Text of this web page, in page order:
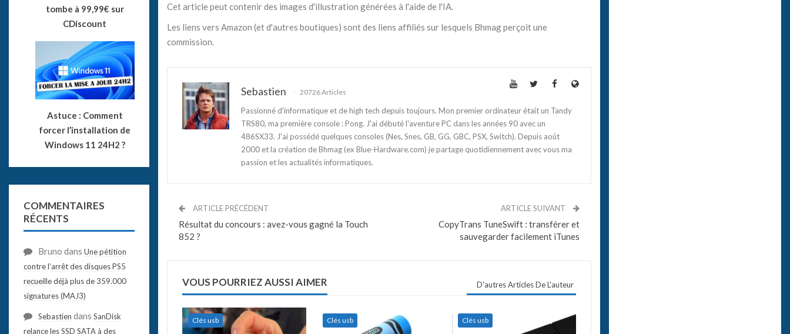
Cet article peut contenir des images d'illustration générées à l'aide de l'IA.
Les liens vers Amazon (et d'autres boutiques) sont des liens affiliés sur lesquels Bhmag perçoit une
commission.
Sebastien 20726 Articles
Passionné d'informatique et de high tech depuis toujours. Mon premier ordinateur était un Tandy
TRS80, ma première console : Pong. J'ai débuté l'aventure PC dans les années 90 avec un
486SX33. J'ai possédé quelques consoles (Nes, Snes, GB, GG, GBC, PSX, Switch). Depuis août
2000 et la création de Bhmag (ex Blue-Hardware.com) je partage quotidiennement avec vous ma
passion et les actualités informatiques.
ARTICLE PRÉCÉDENT
Résultat du concours : avez-vous gagné la Touch
852 ?
ARTICLE SUIVANT
CopyTrans TuneSwift : transférer et
sauvegarder facilement iTunes
VOUS POURRIEZ AUSSI AIMER D'autres Articles De L'auteur
Clés usb Clés usb Clés usb
tombe à 99,99€ sur
CDiscount
Astuce : Comment
forcer l’installation de
Windows 11 24H2 ?
COMMENTAIRES
RÉCENTS
Bruno dans Une pétition
contre l’arrêt des disques PS5
recueille déjà plus de 359.000
signatures (MAJ3)
Sebastien dans SanDisk
relance les SSD SATA à des